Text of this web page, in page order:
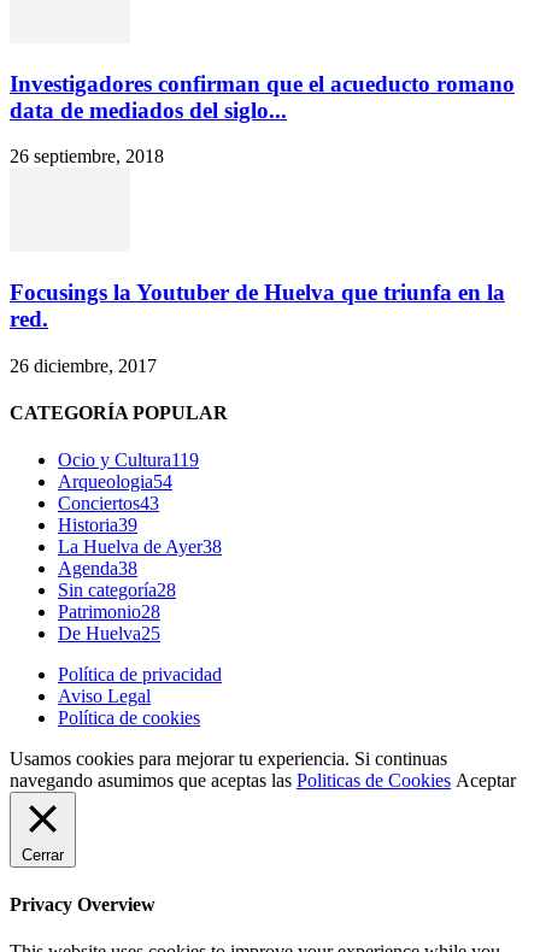
Investigadores confirman que el acueducto romano
data de mediados del siglo...
26 septiembre, 2018
Focusings la Youtuber de Huelva que triunfa en la
red.
26 diciembre, 2017
CATEGORÍA POPULAR
Ocio y Cultura119
Arqueologia54
Conciertos43
Historia39
La Huelva de Ayer38
Agenda38
Sin categoría28
Patrimonio28
De Huelva25
Política de privacidad
Aviso Legal
Política de cookies
Usamos cookies para mejorar tu experiencia. Si continuas
navegando asumimos que aceptas las Politicas de Cookies Aceptar
Cerrar
Privacy Overview